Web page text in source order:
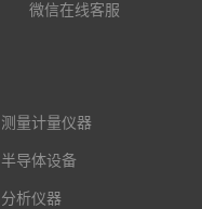
微信在线客服
测量计量仪器
半导体设备
分析仪器